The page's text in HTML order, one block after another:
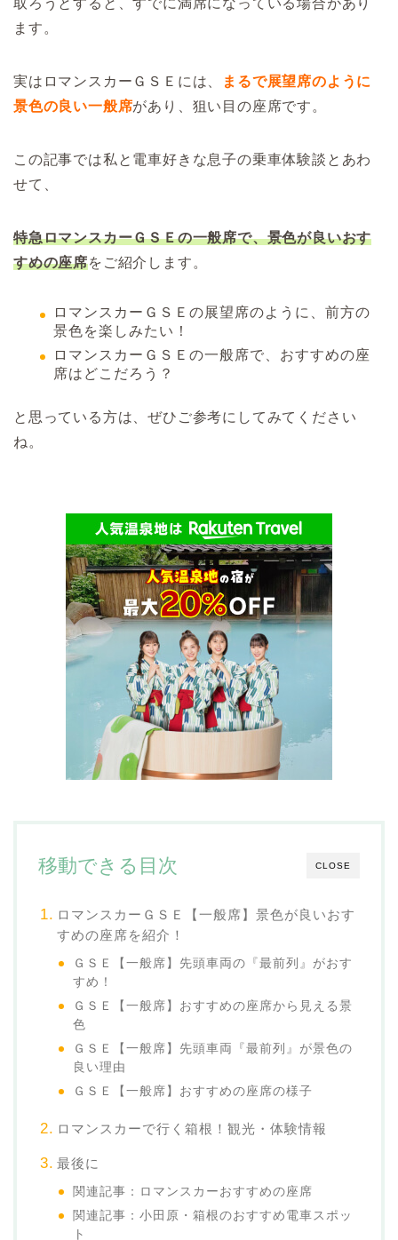
取ろうとすると、すでに満席になっている場合があり
ます。
実はロマンスカーＧＳＥには、
まるで展望席のように
景色の良い一般席があり、狙い目の座席です。
この記事では私と電車好きな息子の乗車体験談とあわ
せて、
特急ロマンスカーＧＳＥの一般席で、景色が良いおす
すめの座席をご紹介します。
ロマンスカーＧＳＥの展望席のように、前方の
景色を楽しみたい！
ロマンスカーＧＳＥの一般席で、おすすめの座
席はどこだろう？
と思っている方は、ぜひご参考にしてみてください
ね。
CLOSE
移動できる目次
ロマンスカーＧＳＥ【一般席】景色が良いおす
すめの座席を紹介！
ＧＳＥ【一般席】先頭車両の『最前列』がおす
すめ！
ＧＳＥ【一般席】おすすめの座席から見える景
色
ＧＳＥ【一般席】先頭車両『最前列』が景色の
良い理由
ＧＳＥ【一般席】おすすめの座席の様子
ロマンスカーで行く箱根！観光・体験情報
最後に
関連記事：ロマンスカーおすすめの座席
関連記事：小田原・箱根のおすすめ電車スポッ
ト